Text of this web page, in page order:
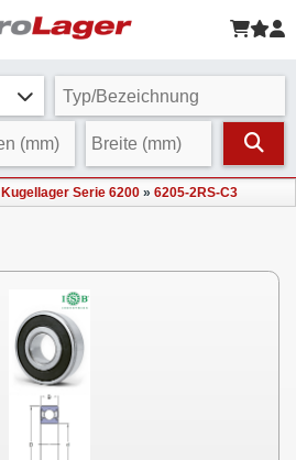
Kugellager Serie 6200 » 6205-2RS-C3